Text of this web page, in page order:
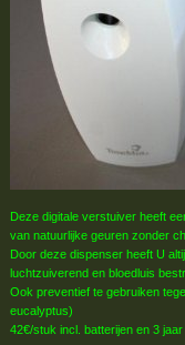
Deze digitale verstuiver heeft
van natuurlijke geuren zonder
Door deze dispenser heeft U
luchtzuiverend en bloedluis
Ook preventief te gebruiken
eucalyptus)
42€/stuk incl. batterijen en 3